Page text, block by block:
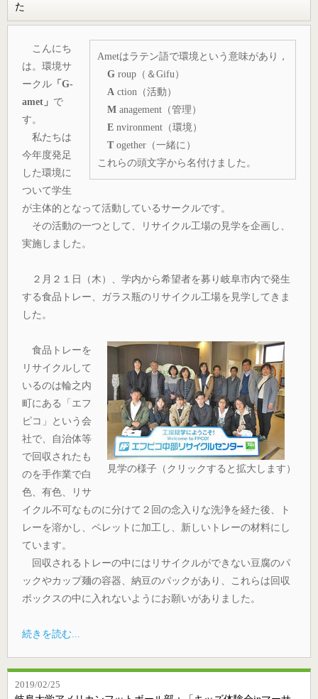
た
Ametはラテン語で環境という意味があり，
G roup（＆Gifu）
A ction（活動）
M anagement（管理）
E nvironment（環境）
T ogether（一緒に）
これらの頭文字から名付けました。
こんにち
は。環境サ
ークル 「G-
amet」 で
す。
私たちは
今年度発足
した環境に
ついて学生
が主体的となって活動しているサークルです。
その活動の一つとして、リサイクル工場の見学を企画し、
実施しました。
２月２１日（木）、学内から希望者を募り岐阜市内で発生
する食品トレー、ガラス瓶のリサイクル工場を見学してきま
した。
見学の様子（クリックすると拡大します）
食品トレーを
リサイクルして
いるのは輪之内
町にある「エフ
ピコ」という会
社で、自治体等
で回収されたも
のを手作業で白
色、有色、リサ
イクル不可なものに分けて２回の念入りな洗浄を経た後、ト
レーを溶かし、ペレットに加工し、新しいトレーの材料にし
ています。
回収されるトレーの中にはリサイクルができない豆腐のパ
ックやカップ麺の容器、納豆のパックがあり、これらは回収
ボックスの中に入れないようにお願いがありました。
続きを読む...
2019/02/25